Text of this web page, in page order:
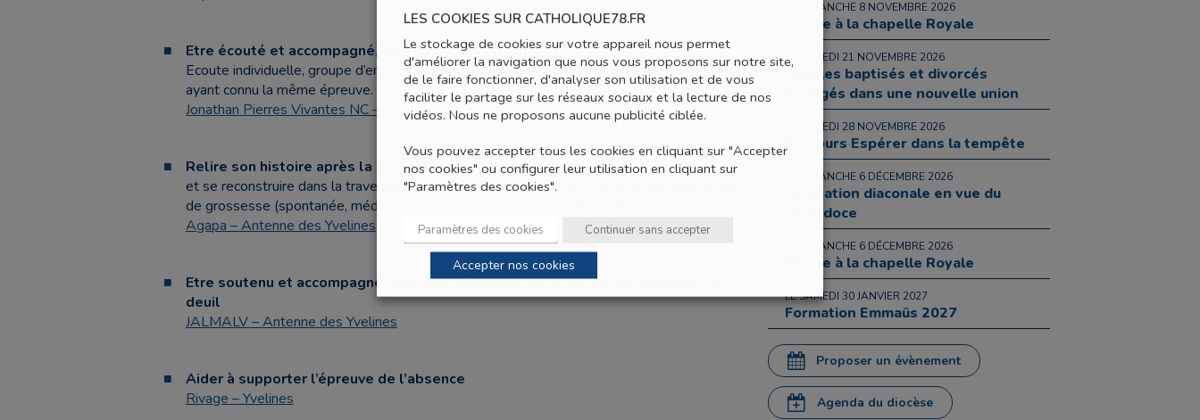
Etre écouté et accompagné, lors du deuil d’un enfant
Ecoute individuelle, groupe d’entraide et de parole. Association animée par des parents
ayant connu la même épreuve.
Jonathan Pierres Vivantes NC – Antenne des Yvelines
Relire son histoire après la perte d’un enfant in utero
et se reconstruire dans la traversée de la souffrance ou d’un mal-être lié à une interruption
de grossesse (spontanée, médicale ou volontaire), ou la perte d’un enfant à la naissance.
Agapa – Antenne des Yvelines
Etre soutenu et accompagné dans des situations de fin de vie,
deuil
JALMALV – Antenne des Yvelines
Aider à supporter l’épreuve de l’absence
Rivage – Yvelines
LE DIMANCHE 8 NOVEMBRE 2026
Messe à la chapelle Royale
LE SAMEDI 21 NOVEMBRE 2026
Couples baptisés et divorcés
engagés dans une nouvelle union
LE SAMEDI 28 NOVEMBRE 2026
Parcours Espérer dans la tempête
LE DIMANCHE 6 DÉCEMBRE 2026
Ordination diaconale en vue du
sacerdoce
LE DIMANCHE 6 DÉCEMBRE 2026
Messe à la chapelle Royale
LE SAMEDI 30 JANVIER 2027
Formation Emmaüs 2027
Proposer un évènement
Agenda du diocèse
LES COOKIES SUR CATHOLIQUE78.FR
Le stockage de cookies sur votre appareil nous permet
d'améliorer la navigation que nous vous proposons sur notre site,
de le faire fonctionner, d'analyser son utilisation et de vous
faciliter le partage sur les réseaux sociaux et la lecture de nos
vidéos. Nous ne proposons aucune publicité ciblée.
Vous pouvez accepter tous les cookies en cliquant sur "Accepter
nos cookies" ou configurer leur utilisation en cliquant sur
"Paramètres des cookies".
Paramètres des cookies Continuer sans accepter
Accepter nos cookies